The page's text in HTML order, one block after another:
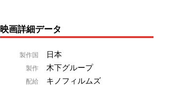
映画詳細データ
製作国 日本
製作 木下グループ
配給 キノフィルムズ